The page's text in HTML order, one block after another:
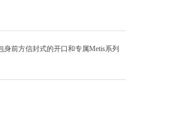
身前方信封式的开口和专属Metis系列